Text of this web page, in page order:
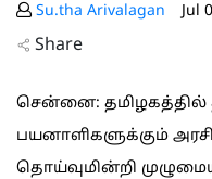
Su.tha Arivalagan Jul
Share
சென்னை: தமிழகத்தில்
பயனாளிகளுக்கும்
தொய்வுமின்றி